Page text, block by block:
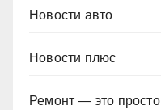
Новости авто
Новости плюс
Ремонт — это просто